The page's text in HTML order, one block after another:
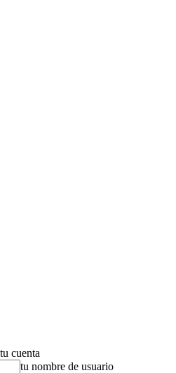
cuenta
tu nombre de usuario